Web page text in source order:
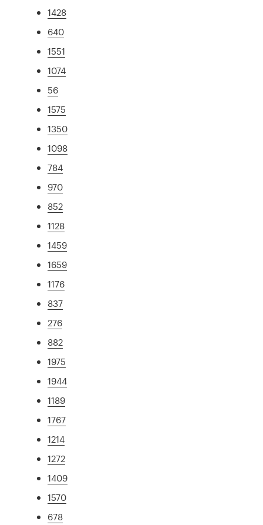
1428
640
1551
1074
56
1575
1350
1098
784
970
852
1128
1459
1659
1176
837
276
882
1975
1944
1189
1767
1214
1272
1409
1570
678